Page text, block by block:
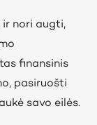
ir nori augti,
finansinis
pasiruošti
savo eilės.